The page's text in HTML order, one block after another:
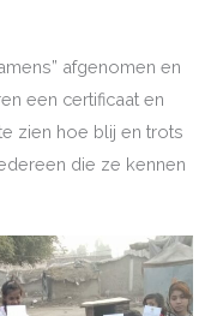
afgenomen en
een certificaat en
zien hoe blij en trots
die ze kennen